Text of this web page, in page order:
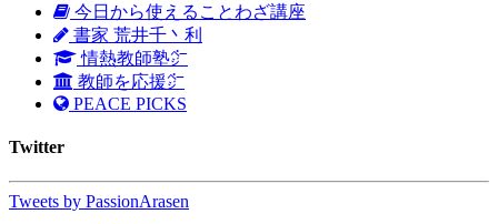
今日から使えることわざ講座
書家 荒井千丶利
情熱教師塾㌻
教師を応援㌻
PEACE PICKS
Twitter
Tweets by PassionArasen